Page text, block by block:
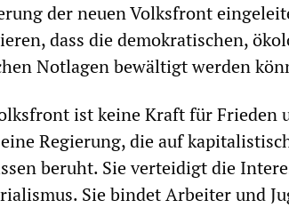
der neuen Volksfront
dass die demokratischen,
Notlagen bewältigt werden
ist keine Kraft für Frieden
Regierung, die auf
beruht. Sie verteidigt die
Sie bindet Arbeiter und